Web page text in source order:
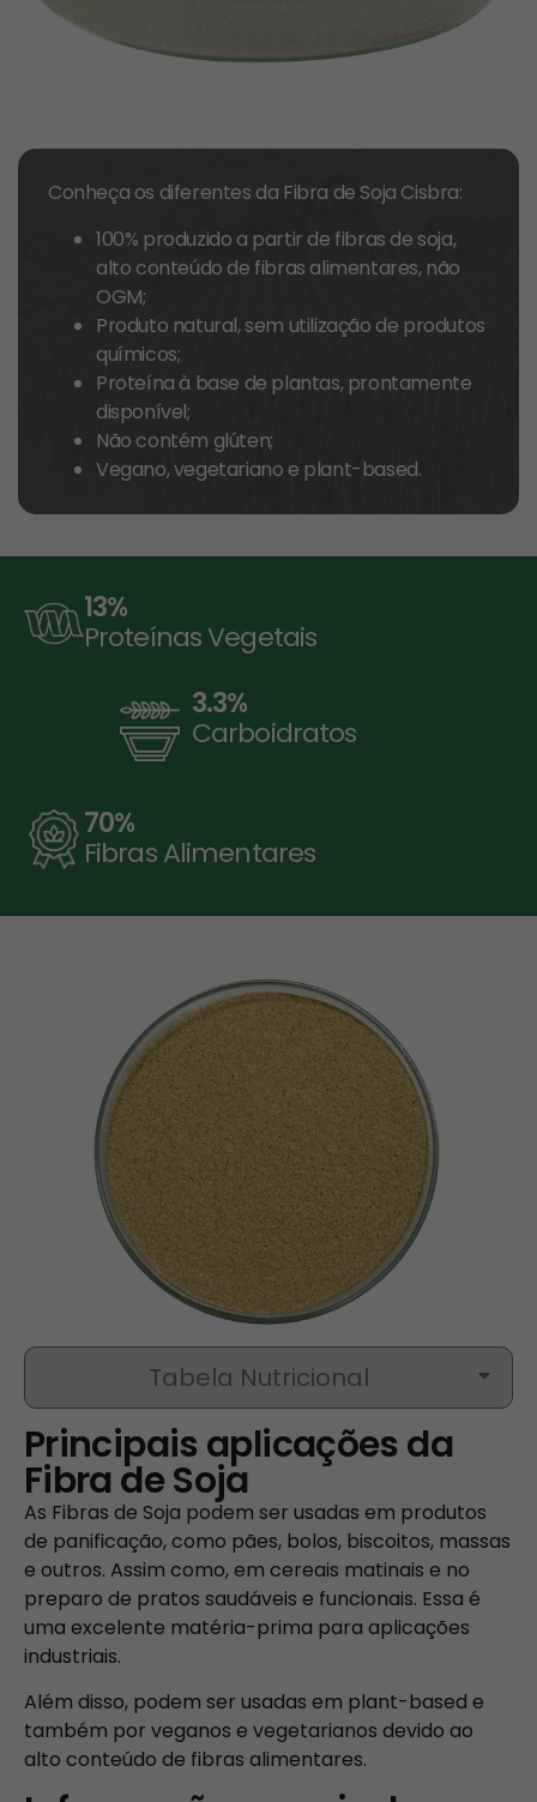
Conheça os diferentes da Fibra de Soja Cisbra:
100% produzido a partir de fibras de soja,
alto conteúdo de fibras alimentares, não
OGM;
Produto natural, sem utilização de produtos
químicos;
Proteína à base de plantas, prontamente
disponível;
Não contém glúten;
Vegano, vegetariano e plant-based.
Proteínas Vegetais
13%
Carboidratos
3.3%
Fibras Alimentares
70%
Tabela Nutricional
Principais aplicações da
Fibra de Soja
As Fibras de Soja podem ser usadas em produtos
de panificação, como pães, bolos, biscoitos, massas
e outros. Assim como, em cereais matinais e no
preparo de pratos saudáveis e funcionais. Essa é
uma excelente matéria-prima para aplicações
industriais.
Além disso, podem ser usadas em plant-based e
também por veganos e vegetarianos devido ao
alto conteúdo de fibras alimentares.